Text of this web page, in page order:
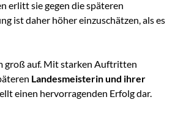
erlitt sie gegen die späteren
ist daher höher einzuschätzen, als es
groß auf. Mit starken Auftritten
Landesmeisterin und ihrer
einen hervorragenden Erfolg dar.